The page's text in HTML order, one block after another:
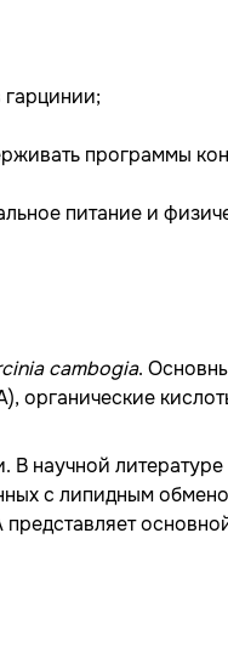
программы
питание и
cambogia.
органические
В научной
с липидным